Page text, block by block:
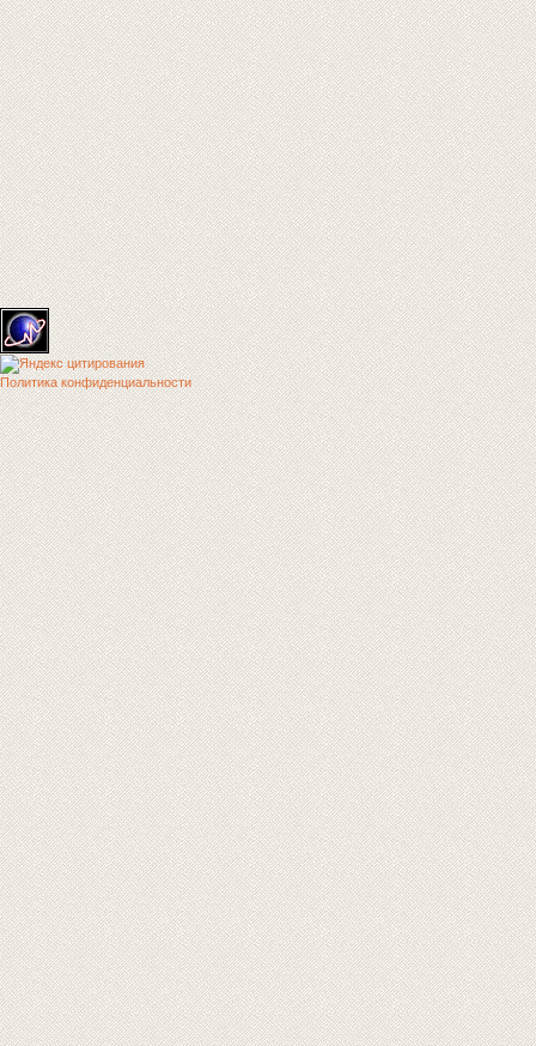
Политика конфиденциальности